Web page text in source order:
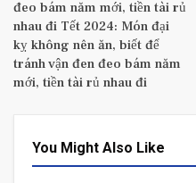
đeo bám năm mới, tiền tài rủ
nhau đi Tết 2024: Món đại
kỵ không nên ăn, biết để
tránh vận đen đeo bám năm
mới, tiền tài rủ nhau đi
You Might Also Like